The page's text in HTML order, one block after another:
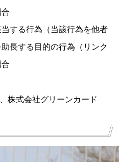
する行為（当該行為を他者
長する目的の行為（リンク
株式会社グリーンカード